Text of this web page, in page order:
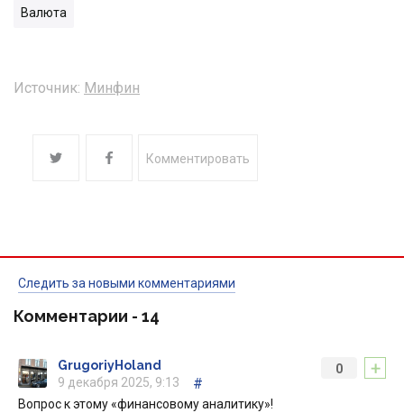
Валюта
Источник: Минфин
Комментировать
Следить за новыми комментариями
Комментарии - 14
+
0
GrugoriyHoland
9 декабря 2025, 9:13
#
Вопрос к этому «финансовому аналитику»!